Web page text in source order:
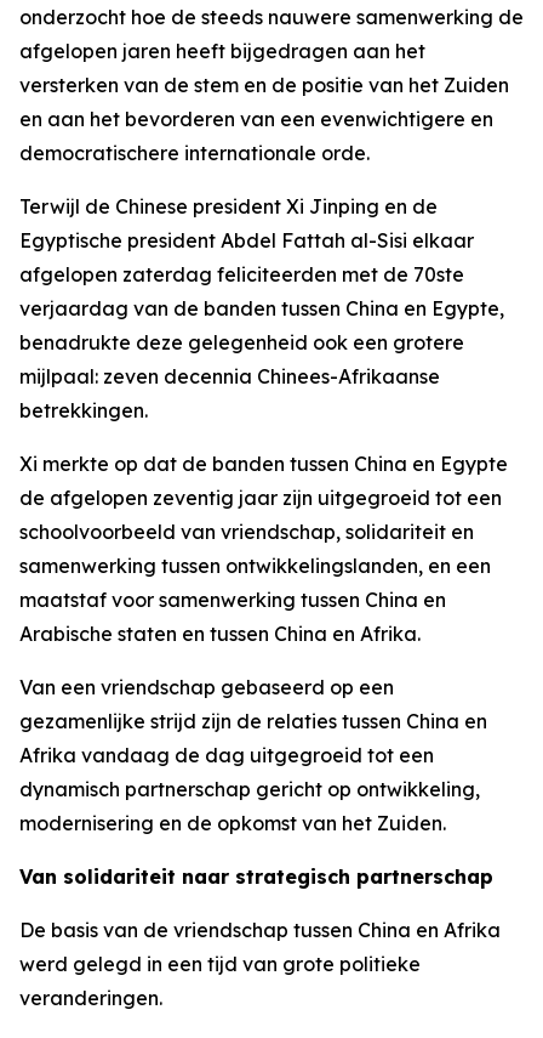
onderzocht hoe de steeds nauwere samenwerking de
afgelopen jaren heeft bijgedragen aan het
versterken van de stem en de positie van het Zuiden
en aan het bevorderen van een evenwichtigere en
democratischere internationale orde.
Terwijl de Chinese president Xi Jinping en de
Egyptische president Abdel Fattah al-Sisi elkaar
afgelopen zaterdag feliciteerden met de 70ste
verjaardag van de banden tussen China en Egypte,
benadrukte deze gelegenheid ook een grotere
mijlpaal: zeven decennia Chinees-Afrikaanse
betrekkingen.
Xi merkte op dat de banden tussen China en Egypte
de afgelopen zeventig jaar zijn uitgegroeid tot een
schoolvoorbeeld van vriendschap, solidariteit en
samenwerking tussen ontwikkelingslanden, en een
maatstaf voor samenwerking tussen China en
Arabische staten en tussen China en Afrika.
Van een vriendschap gebaseerd op een
gezamenlijke strijd zijn de relaties tussen China en
Afrika vandaag de dag uitgegroeid tot een
dynamisch partnerschap gericht op ontwikkeling,
modernisering en de opkomst van het Zuiden.
Van solidariteit naar strategisch partnerschap
De basis van de vriendschap tussen China en Afrika
werd gelegd in een tijd van grote politieke
veranderingen.